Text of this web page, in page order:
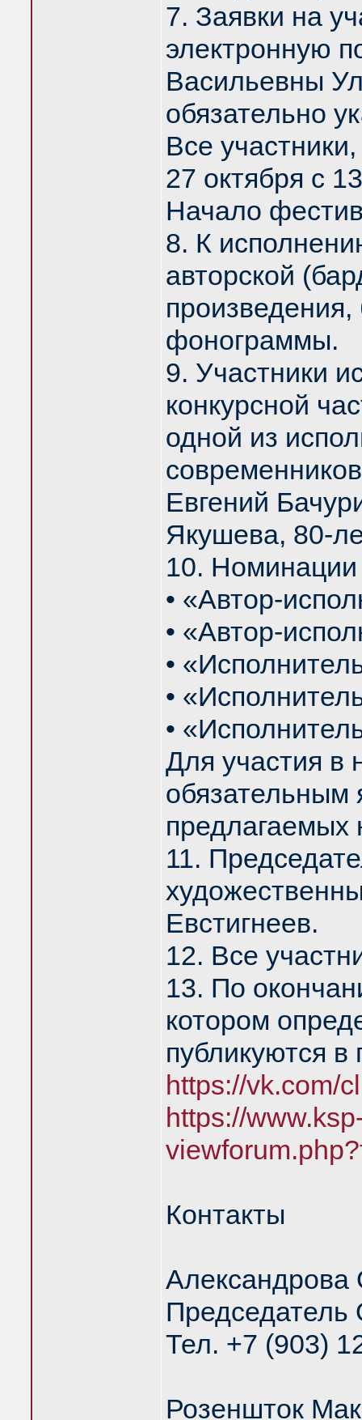
7. Заявки на
электронную
Васильевны
обязательно
Все
27 октября с
Начало
8. К
авторской
фонограммы.
9. Участники
конкурсной
одной из
Евгений
Якушева, 80-
10. Номинации
• «Автор-
• «Автор-
•
•
•
Для участия в
обязательным
предлагаемых
11.
Евстигнеев.
12. Все
13. По
котором
публикуются
https://vk.com/
https://
Контакты
Александрова
Председатель
Тел. +7 (903)
Розеншток